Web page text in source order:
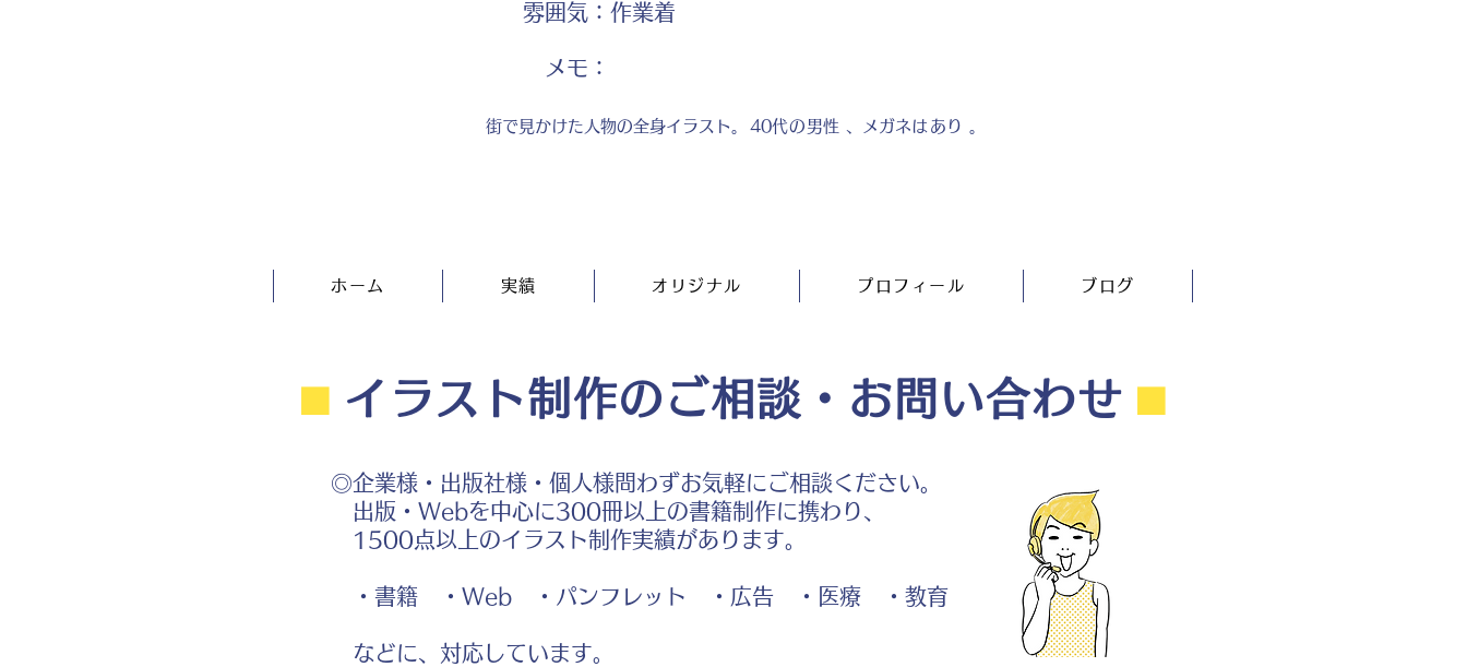
雰囲気： 作業着
​メモ：
街で見かけた人物の全身イラスト。 40代の 男性 、メガネは あり 。
ホーム 実績 オリジナル プロフィール ブログ
⬛︎ イラスト制作のご相談・お問い合わせ ⬛︎
◎企業様・出版社様・個人様問わずお気軽にご相談ください。
出版・Webを中心に300冊以上の書籍制作に携わり、
1500点以上のイラスト制作実績があります。
・書籍 ・Web ・パンフレット ・広告 ・医療 ・教育
などに、対応しています。